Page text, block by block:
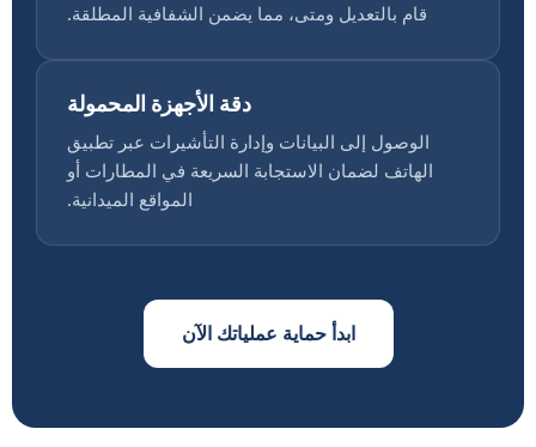
قام بالتعديل ومتى، مما يضمن الشفافية المطلقة.
دقة الأجهزة المحمولة
الوصول إلى البيانات وإدارة التأشيرات عبر تطبيق
الهاتف لضمان الاستجابة السريعة في المطارات أو
المواقع الميدانية.
ابدأ حماية عملياتك الآن